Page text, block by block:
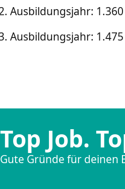
Ausbildungsjahr:
Ausbildungsjahr:
Top Job.
Gute Gründe für deinen